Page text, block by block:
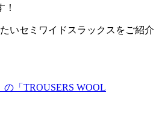
いセミワイドスラックスをご紹介
の「TROUSERS WOOL